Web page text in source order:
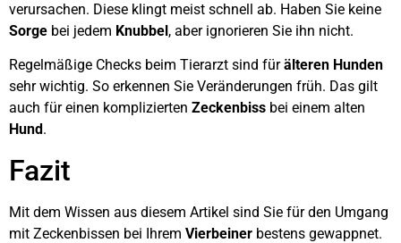
verursachen. Diese klingt meist schnell ab. Haben Sie keine
Sorge bei jedem Knubbel, aber ignorieren Sie ihn nicht.
Regelmäßige Checks beim Tierarzt sind fürälteren Hunden
sehr wichtig. So erkennen Sie Veränderungen früh. Das gilt
auch für einen komplizierten Zeckenbiss bei einem alten
Hund .
Fazit
Mit dem Wissen aus diesem Artikel sind Sie für den Umgang
mit Zeckenbissen bei Ihrem Vierbeiner bestens gewappnet.